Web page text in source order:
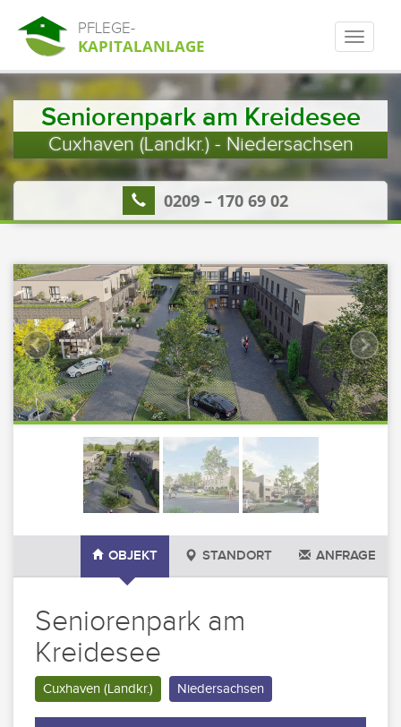
PFLEGE-
KAPITALANLAGE
Seniorenpark am Kreidesee
Cuxhaven (Landkr.) - Niedersachsen
0209 – 170 69 02
OBJEKT STANDORT ANFRAGE
Seniorenpark am
Kreidesee
Cuxhaven (Landkr.) Niedersachsen